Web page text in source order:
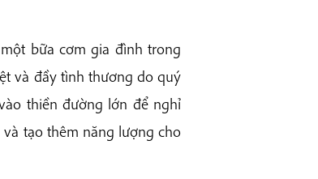
bữa cơm gia đình trong
và đầy tình thương do quý
thiền đường lớn để nghỉ
tạo thêm năng lượng cho